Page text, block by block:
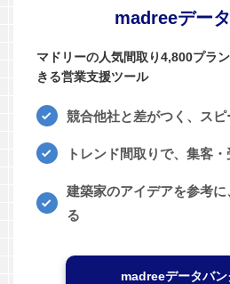
madreeデー
マドリーの人気間取り4,800プラ
きる営業支援ツール
競合他社と差がつく、スピ
トレンド間取りで、集客
建築家のアイデアを参考
る
madreeデータバン